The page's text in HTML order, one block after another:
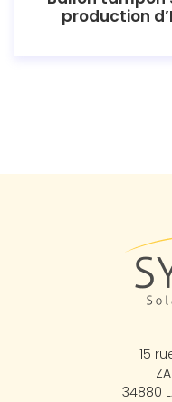
production
15
34880